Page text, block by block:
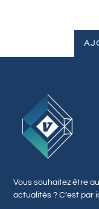
Vous souhaitez être
actualités ? C’est par